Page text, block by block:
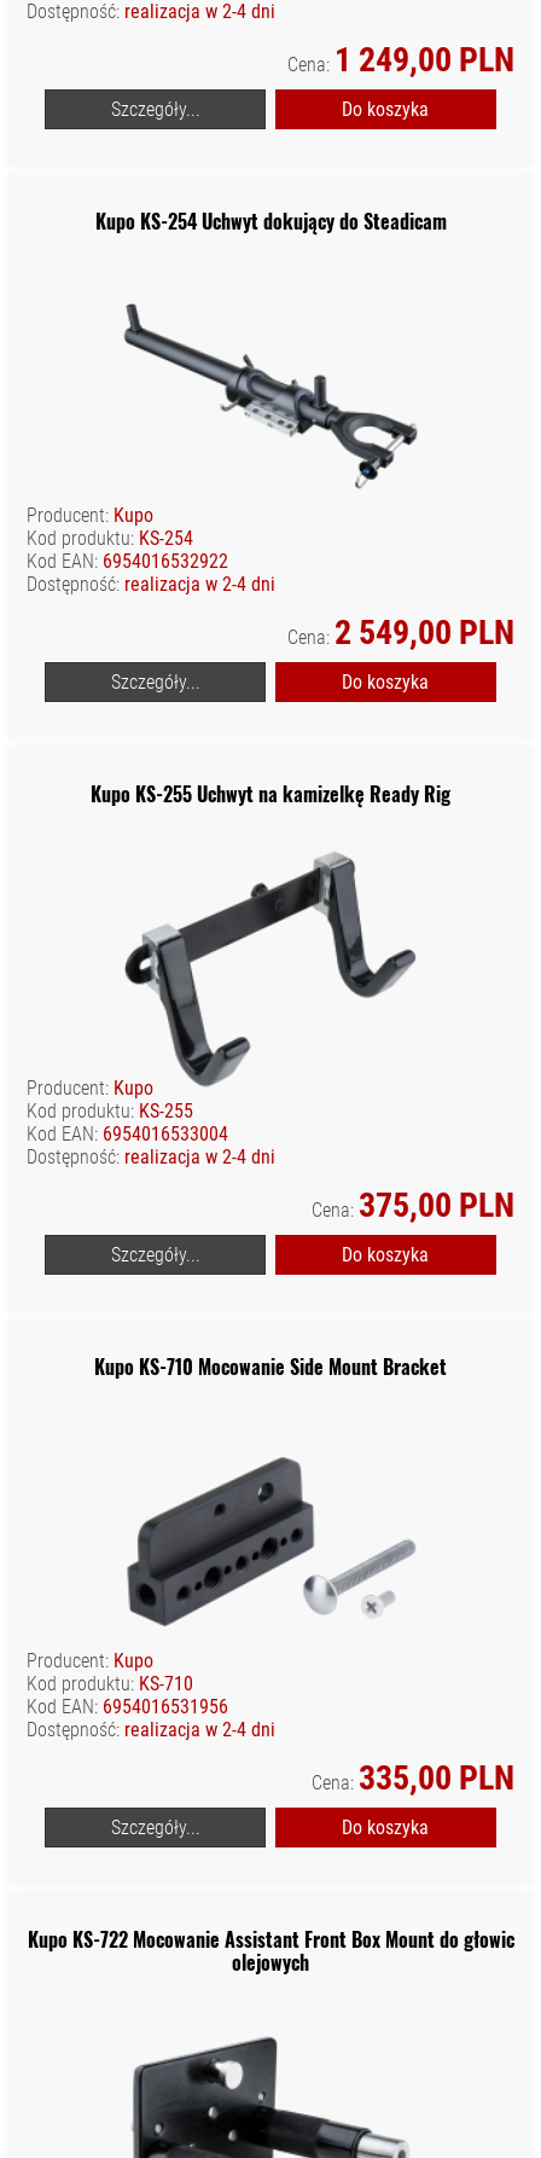
Dostępność: realizacja w 2-4 dni
Cena: 1 249,00 PLN
Szczegóły... Do koszyka
Kupo KS-254 Uchwyt dokujący do Steadicam
Producent: Kupo
Kod produktu: KS-254
Kod EAN: 6954016532922
Dostępność: realizacja w 2-4 dni
Cena: 2 549,00 PLN
Szczegóły... Do koszyka
Kupo KS-255 Uchwyt na kamizelkę Ready Rig
Producent: Kupo
Kod produktu: KS-255
Kod EAN: 6954016533004
Dostępność: realizacja w 2-4 dni
Cena: 375,00 PLN
Szczegóły... Do koszyka
Kupo KS-710 Mocowanie Side Mount Bracket
Producent: Kupo
Kod produktu: KS-710
Kod EAN: 6954016531956
Dostępność: realizacja w 2-4 dni
Cena: 335,00 PLN
Szczegóły... Do koszyka
Kupo KS-722 Mocowanie Assistant Front Box Mount do głowic
olejowych